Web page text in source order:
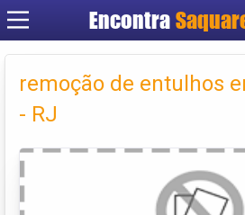
Encontra
Criar
remoção de entulhos
- RJ